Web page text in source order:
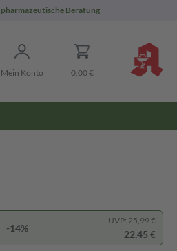
pharmazeutische Beratung
Mein Konto 0,00 €
-14%
UVP: 25,99 €
22,45 €